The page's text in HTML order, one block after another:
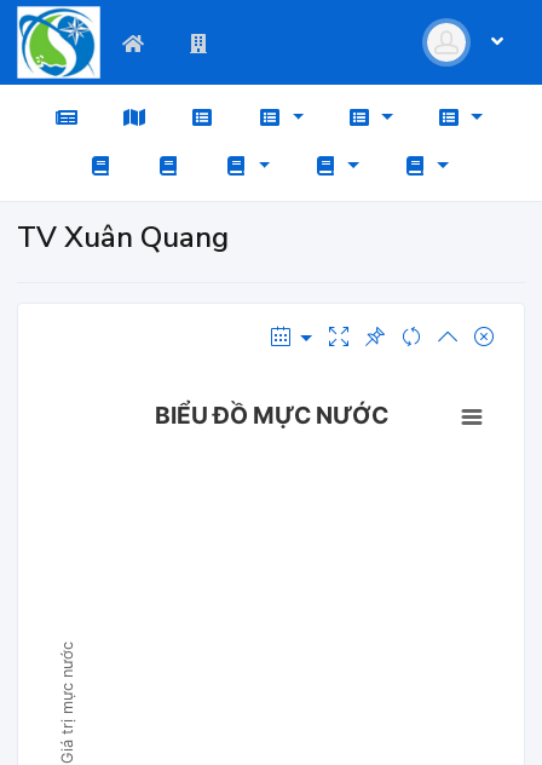
TV Xuân Quang
Giá trị mực nước
BIỂU ĐỒ MỰC NƯỚC